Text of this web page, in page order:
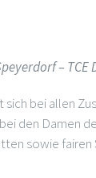
– TCE
sich bei allen
den Damen
sowie fairen